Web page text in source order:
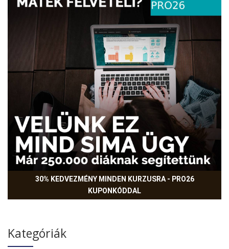
30% KEDVEZMÉNY MINDEN KURZUSRA - PRO26
KUPONKÓDDAL
Kategóriák